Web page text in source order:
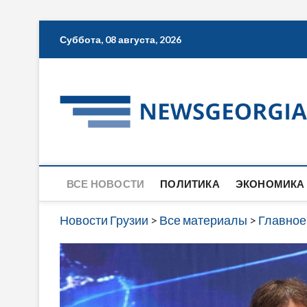
Суббота, 08 августа, 2026
ВСЕ НОВОСТИ ПОЛИТИКА ЭКОНОМИКА
Новости Грузии > Все материалы > Главное